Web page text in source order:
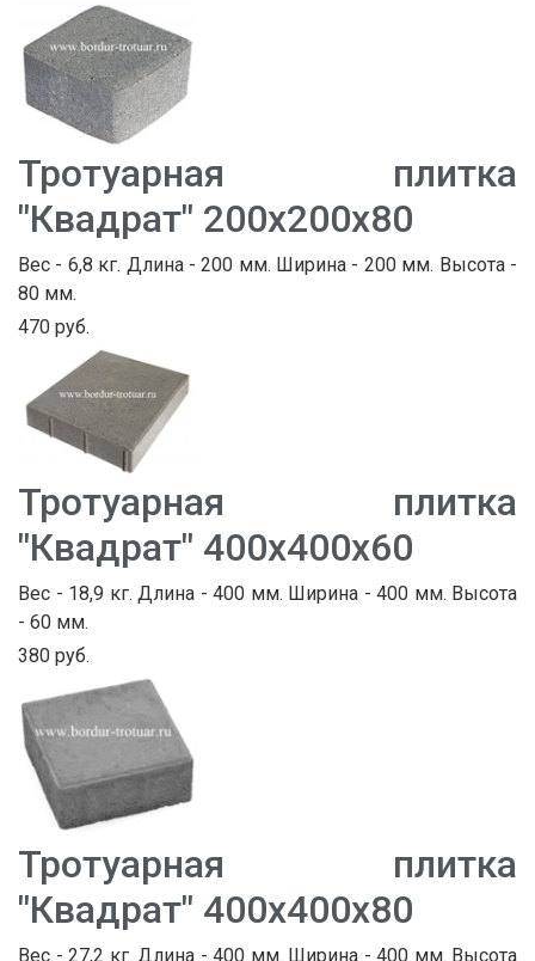
Тротуарная плитка
"Квадрат" 200х200х80
Вес - 6,8 кг. Длина - 200 мм. Ширина - 200 мм. Высота -
80 мм.
470 руб.
Тротуарная плитка
"Квадрат" 400х400х60
Вес - 18,9 кг. Длина - 400 мм. Ширина - 400 мм. Высота
- 60 мм.
380 руб.
Тротуарная плитка
"Квадрат" 400х400х80
Вес - 27,2 кг. Длина - 400 мм. Ширина - 400 мм. Высота